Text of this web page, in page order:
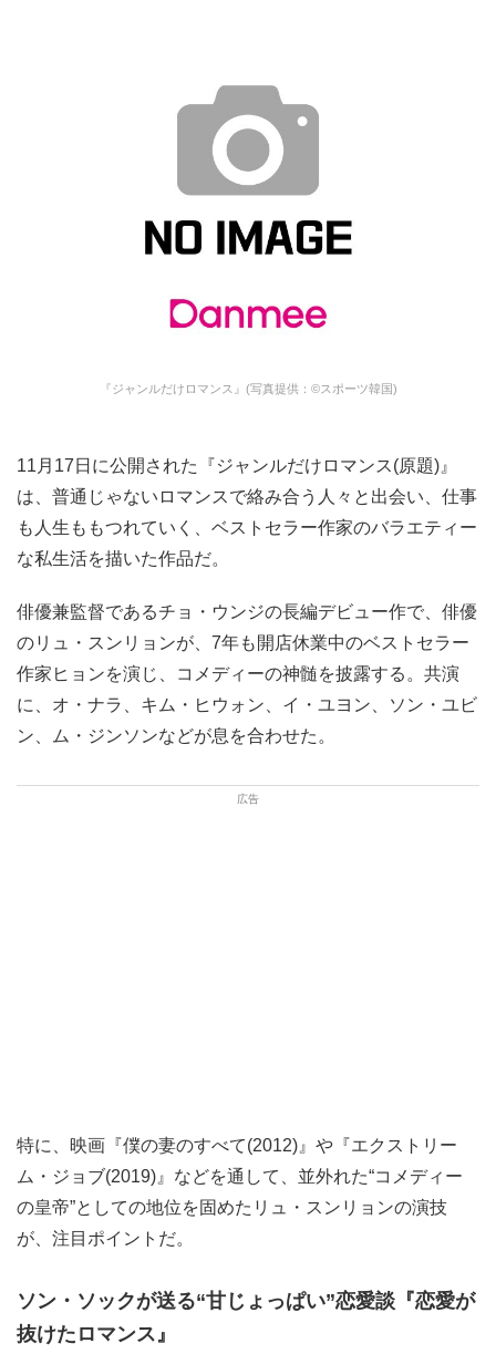
『ジャンルだけロマンス』(写真提供：©スポーツ韓国)
11月17日に公開された『ジャンルだけロマンス(原題)』
は、普通じゃないロマンスで絡み合う人々と出会い、仕事
も人生ももつれていく、ベストセラー作家のバラエティー
な私生活を描いた作品だ。
俳優兼監督であるチョ・ウンジの長編デビュー作で、俳優
のリュ・スンリョンが、7年も開店休業中のベストセラー
作家ヒョンを演じ、コメディーの神髄を披露する。共演
に、オ・ナラ、キム・ヒウォン、イ・ユヨン、ソン・ユビ
ン、ム・ジンソンなどが息を合わせた。
特に、映画『僕の妻のすべて(2012)』や『エクストリー
ム・ジョブ(2019)』などを通して、並外れた“コメディー
の皇帝”としての地位を固めたリュ・スンリョンの演技
が、注目ポイントだ。
ソン・ソックが送る“甘じょっぱい”恋愛談『恋愛が
抜けたロマンス』